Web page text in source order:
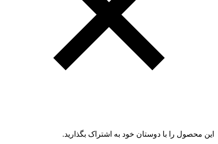
این محصول را با دوستان خود به اشتراک بگذارید.